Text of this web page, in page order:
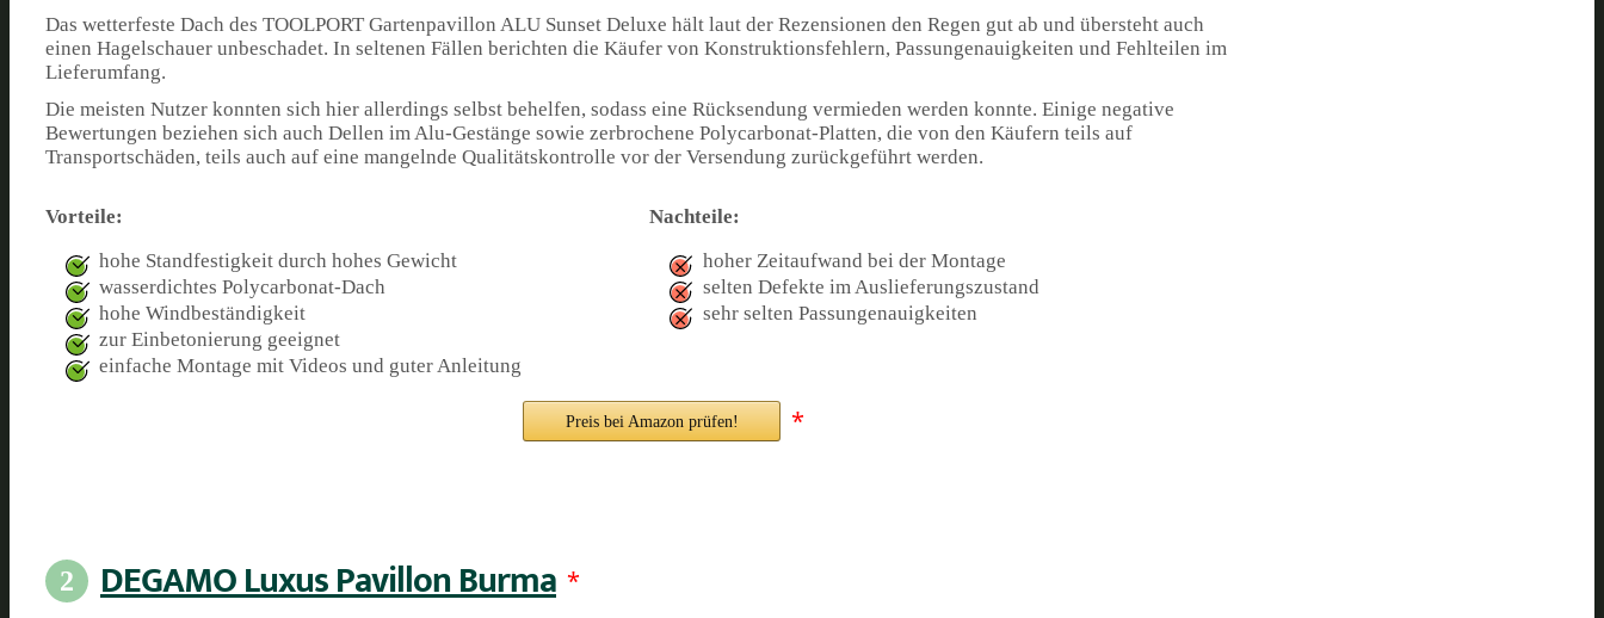
Das wetterfeste Dach des TOOLPORT Gartenpavillon ALU Sunset Deluxe hält laut der Rezensionen den Regen gut ab und übersteht auch
einen Hagelschauer unbeschadet. In seltenen Fällen berichten die Käufer von Konstruktionsfehlern, Passungenauigkeiten und Fehlteilen im
Lieferumfang.
Die meisten Nutzer konnten sich hier allerdings selbst behelfen, sodass eine Rücksendung vermieden werden konnte. Einige negative
Bewertungen beziehen sich auch Dellen im Alu-Gestänge sowie zerbrochene Polycarbonat-Platten, die von den Käufern teils auf
Transportschäden, teils auch auf eine mangelnde Qualitätskontrolle vor der Versendung zurückgeführt werden.
Vorteile:
hohe Standfestigkeit durch hohes Gewicht
wasserdichtes Polycarbonat-Dach
hohe Windbeständigkeit
zur Einbetonierung geeignet
einfache Montage mit Videos und guter Anleitung
Nachteile:
hoher Zeitaufwand bei der Montage
selten Defekte im Auslieferungszustand
sehr selten Passungenauigkeiten
Preis bei Amazon prüfen! *
2 DEGAMO Luxus Pavillon Burma *